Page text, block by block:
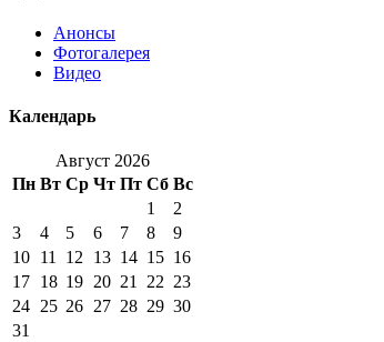
Анонсы
Фотогалерея
Видео
Календарь
Август 2026
Пн Вт Ср Чт Пт Сб Вс
1
2
3
4 5 6 7 8
9
10 11 12 13 14 15 16
17 18 19 20 21 22 23
24 25 26 27 28 29 30
31